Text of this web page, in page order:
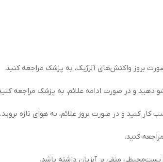
بروز واکنش‌های آلرژیک، به پزشک مراجعه کنید.
کنید و در صورت بروز علائم، به هوای تازه بروید.
کنید.
منفی بر آبزیان داشته باشد.